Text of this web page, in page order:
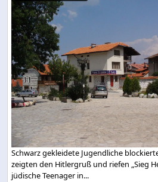
Schwarz gekleidete Jugendliche
zeigten den Hitlergruß und riefen „Sieg
jüdische Teenager in...